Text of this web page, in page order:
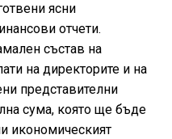
ясни
отчети.
състав на
на директорите и на
представителни
сума, която ще бъде
икономическият